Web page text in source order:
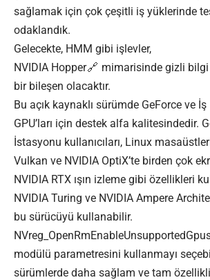
sağlamak için çok çeşitli iş yüklerinde
odaklandık.
Gelecekte, HMM gibi işlevler,
NVIDIA Hopper
mimarisinde gizli
bir bileşen olacaktır.
Bu açık kaynaklı sürümde GeForce ve
GPU’ları için destek alfa kalitesindedir.
İstasyonu kullanıcıları, Linux
Vulkan ve NVIDIA OptiX’te birden çok
NVIDIA RTX ışın izleme gibi özellikleri
NVIDIA Turing ve NVIDIA Ampere
bu sürücüyü kullanabilir.
modülü parametresini kullanmayı
sürümlerde daha sağlam ve tam